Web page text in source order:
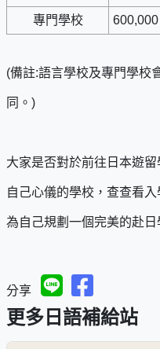
專門學校
​(備註:語言學校及專門學校
同。)
大家是否對於前往日本遊
自己心儀的學校，查查看
為自己規劃一個完美的赴日
分享
更多日語補給站